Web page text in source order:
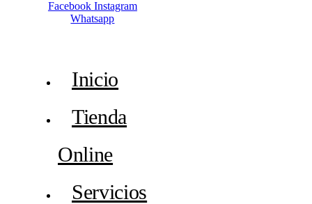
Facebook Instagram
Whatsapp
Inicio
Tienda
Online
Servicios